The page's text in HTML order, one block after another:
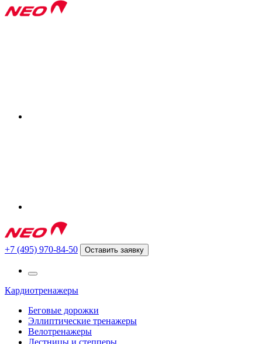
+7 (495) 970-84-50 Оставить заявку
Кардиотренажеры
Беговые дорожки
Эллиптические тренажеры
Велотренажеры
Лестницы и степперы